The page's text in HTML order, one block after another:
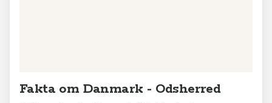
Fakta om Danmark - Odsherred